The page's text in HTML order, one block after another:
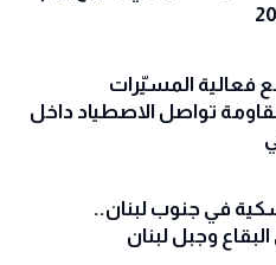
فعالية المسيّرات
تواصل الاصطياد داخل
في جنوب لبنان..
وجبل لبنان